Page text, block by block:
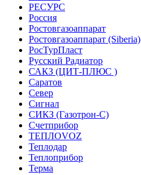
РЕСУРС
Россия
Ростовгазоаппарат
Ростовгазоаппарат (Siberia)
РосТурПласт
Русский Радиатор
САКЗ (ЦИТ-ПЛЮС )
Саратов
Север
Сигнал
СИКЗ (Газотрон-С)
Счетприбор
ТЕПЛОVOZ
Теплодар
Теплоприбор
Терма